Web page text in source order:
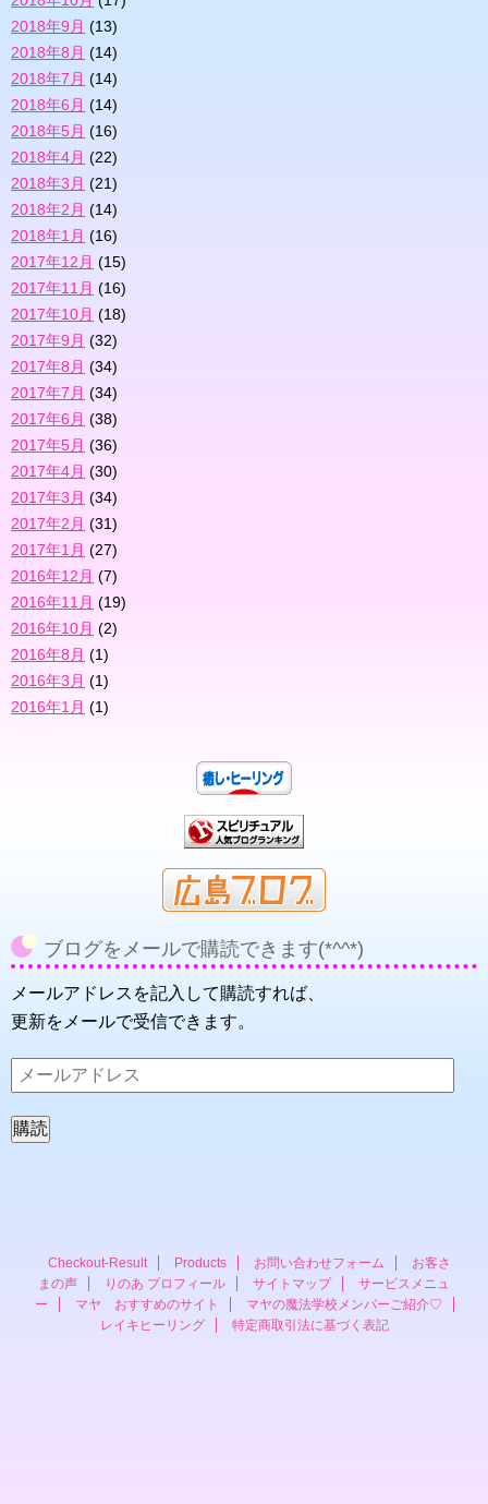
2018年9月 (13)
2018年8月 (14)
2018年7月 (14)
2018年6月 (14)
2018年5月 (16)
2018年4月 (22)
2018年3月 (21)
2018年2月 (14)
2018年1月 (16)
2017年12月 (15)
2017年11月 (16)
2017年10月 (18)
2017年9月 (32)
2017年8月 (34)
2017年7月 (34)
2017年6月 (38)
2017年5月 (36)
2017年4月 (30)
2017年3月 (34)
2017年2月 (31)
2017年1月 (27)
2016年12月 (7)
2016年11月 (19)
2016年10月 (2)
2016年8月 (1)
2016年3月 (1)
2016年1月 (1)
ブログをメールで購読できます(*^^*)
メールアドレスを記入して購読すれば、
更新をメールで受信できます。
メ
ル
Checkout-Result Products お問い合わせフォーム
お客さ
まの声
りのあ プロフィール サイトマップ
サービスメニュ
ー
マヤ おすすめのサイト
マヤの魔法学校メンバーご紹介♡
レイキヒーリング
特定商取引法に基づく表記